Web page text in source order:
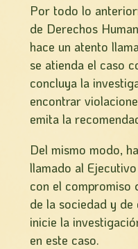
Por todo lo
de Derechos
hace un atento
se atienda el caso
concluya la
encontrar
emita la
Del mismo modo,
llamado al
con el compromiso
de la sociedad y
inicie la
en este caso.